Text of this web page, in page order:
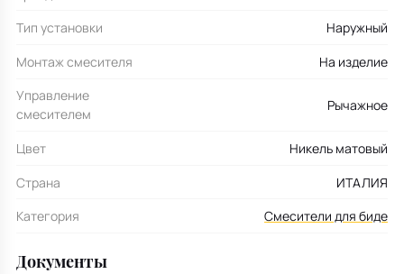
Тип установки
Наружный
Монтаж смесителя
На изделие
Управление
смесителем
Рычажное
Цвет
Никель матовый
Страна
ИТАЛИЯ
Категория
Смесители для биде
Документы